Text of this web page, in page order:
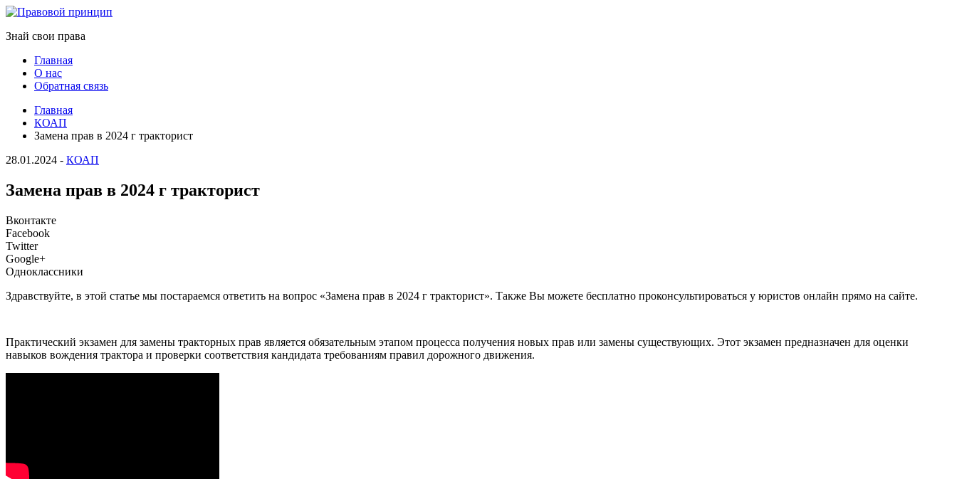
Знай свои права
Главная
О нас
Обратная связь
Главная
КОАП
Замена прав в 2024 г тракторист
28.01.2024 - КОАП
Замена прав в 2024 г тракторист
Вконтакте
Facebook
Twitter
Google+
Одноклассники
Здравствуйте, в этой статье мы постараемся ответить на вопрос «Замена прав в 2024 г тракторист». Также Вы можете бесплатно проконсультироваться у юристов онлайн прямо на сайте.
Практический экзамен для замены тракторных прав является обязательным этапом процесса получения новых прав или замены существующих. Этот экзамен предназначен для оценки
навыков вождения трактора и проверки соответствия кандидата требованиям правил дорожного движения.